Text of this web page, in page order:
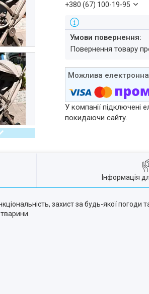
+380 (67) 100-19-95
повернення товару
У компанії підключені
покидаючи сайту.
Інформація
захист за будь-якої погоди та